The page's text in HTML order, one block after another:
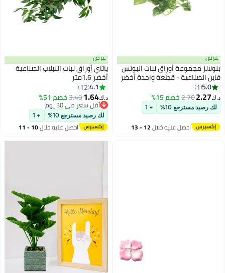
عرض
بلولانز مجموعة أوراق نبات البوتس
فاين الصناعية - قطعة واحدة أخضر
2.2متر5.0
1
د.ك‏2.27
2.70خصم 15%
لك رصيد مسترجع 10% + 1
احصل عليه خلال 12 - 13
عرض
ياتاي أوراق نبات اللبلاب الصناعية
أخضر 1.6متر
4.1
12
د.ك‏1.64
3.40خصم 51%
أقل سعر في 30 يوم
أقل سعر في 30 يوم
لك رصيد مسترجع 10% + 1
احصل عليه خلال 10 - 11